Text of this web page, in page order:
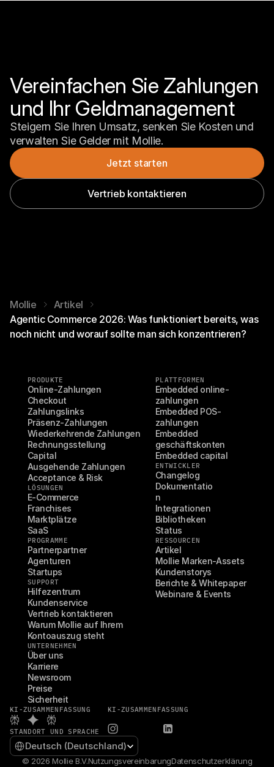
Vereinfachen Sie Zahlungen
und Ihr Geldmanagement
Steigern Sie Ihren Umsatz, senken Sie Kosten und
verwalten Sie Gelder mit Mollie.
Jetzt starten
Vertrieb kontaktieren
Mollie
Artikel
Agentic Commerce 2026: Was funktioniert bereits, was
noch nicht und worauf sollte man sich konzentrieren?
PRODUKTE
Online-Zahlungen
Checkout
Zahlungslinks
Präsenz-Zahlungen
Wiederkehrende Zahlungen
Rechnungsstellung
Capital
Ausgehende Zahlungen
Acceptance & Risk
LÖSUNGEN
E-Commerce
Franchises
Marktplätze
SaaS
PROGRAMME
Partnerpartner
Agenturen
Startups
SUPPORT
Hilfezentrum
Kundenservice
Vertrieb kontaktieren
Warum Mollie auf Ihrem
Kontoauszug steht
UNTERNEHMEN
Über uns
Karriere
Newsroom
Preise
Sicherheit
PLATTFORMEN
Embedded online-
zahlungen
Embedded POS-
zahlungen
Embedded
geschäftskonten
Embedded capital
ENTWICKLER
Changelog
Dokumentatio
n
Integrationen
Bibliotheken
Status
RESSOURCEN
Artikel
Mollie Marken-Assets
Kundenstorys
Berichte & Whitepaper
Webinare & Events
KI-ZUSAMMENFASSUNG KI-ZUSAMMENFASSUNG
STANDORT UND SPRACHE
Select Language
Deutsch (Deutschland)
© 2026 Mollie B.V.NutzungsvereinbarungDatenschutzerklärung